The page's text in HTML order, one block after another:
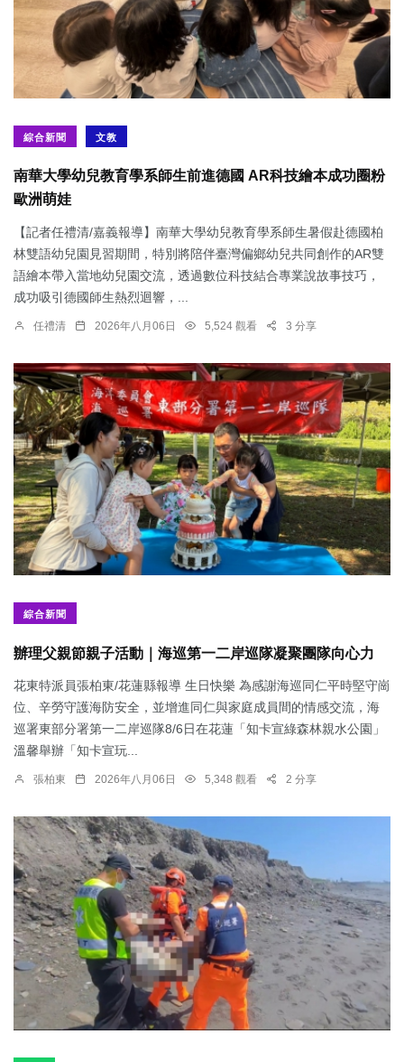
綜合新聞 文教
南華大學幼兒教育學系師生前進德國 AR科技繪本成功圈粉
歐洲萌娃
【記者任禮清/嘉義報導】南華大學幼兒教育學系師生暑假赴德國柏
林雙語幼兒園見習期間，特別將陪伴臺灣偏鄉幼兒共同創作的AR雙
語繪本帶入當地幼兒園交流，透過數位科技結合專業說故事技巧，
成功吸引德國師生熱烈迴響，...
任禮清 2026年八月06日 5,524 觀看 3 分享
綜合新聞
辦理父親節親子活動｜海巡第一二岸巡隊凝聚團隊向心力
花東特派員張柏東/花蓮縣報導 生日快樂 為感謝海巡同仁平時堅守崗
位、辛勞守護海防安全，並增進同仁與家庭成員間的情感交流，海
巡署東部分署第一二岸巡隊8/6日在花蓮「知卡宣綠森林親水公園」
溫馨舉辦「知卡宣玩...
張柏東 2026年八月06日 5,348 觀看 2 分享